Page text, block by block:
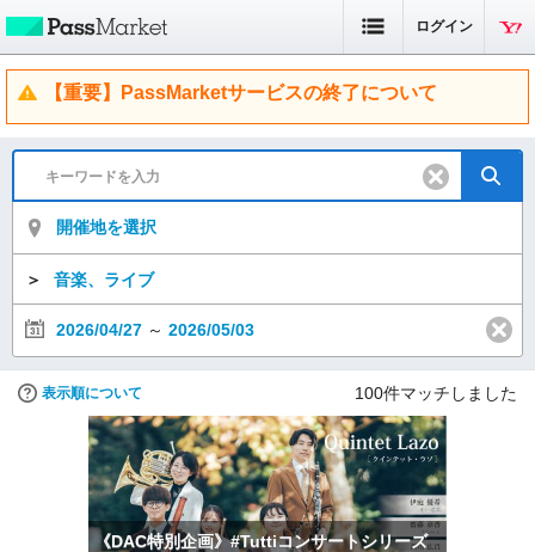
ログイン
【重要】PassMarketサービスの終了について
開催地を選択
＞ 音楽、ライブ
2026/04/27 ～ 2026/05/03
表示順について 100件マッチしました
《DAC特別企画》#Tuttiコンサートシリーズ